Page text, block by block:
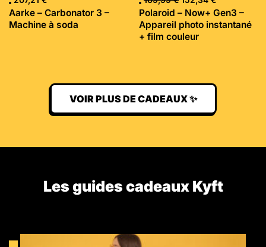
Aarke – Carbonator 3 –
Machine à soda
Polaroid – Now+ Gen3 –
Appareil photo instantané
+ film couleur
VOIR PLUS DE CADEAUX ✨
Les guides cadeaux Kyft​